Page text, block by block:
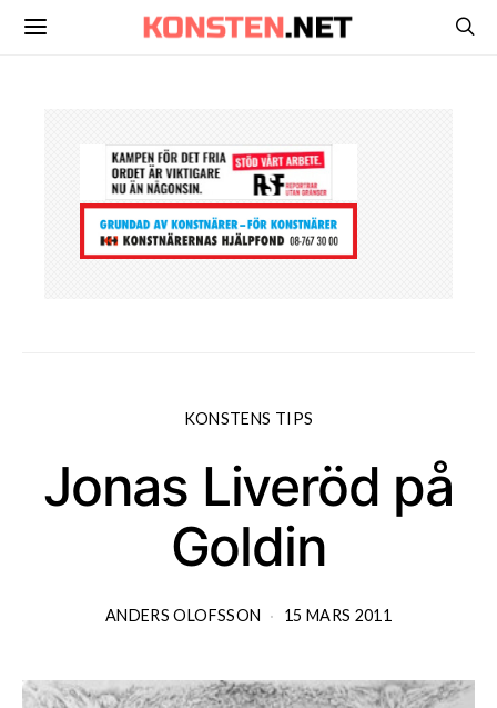
KONSTENS TIPS
Jonas Liveröd på
Goldin
ANDERS OLOFSSON 15 MARS 2011